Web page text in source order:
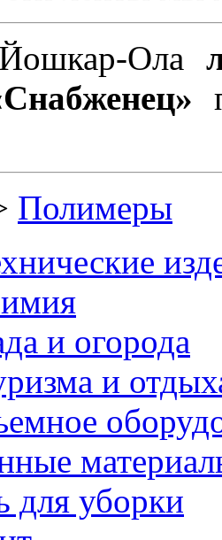
Ола
Полимеры
и огорода
и
для уборки